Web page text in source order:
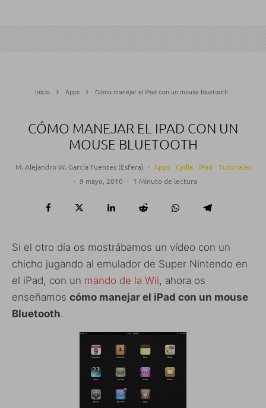
Inicio Apps Cómo manejar el iPad con un mouse bluetooth
CÓMO MANEJAR EL IPAD CON UN
MOUSE BLUETOOTH
M. Alejandro W. García Fuentes (Esfera) · Apps Cydia iPad
Tutoriales
· 9 mayo, 2010 · 1 Minuto de lectura
Si el otro día os mostrábamos un vídeo con un
chicho jugando al emulador de Super Nintendo en
el iPad, con un mando de la Wii, ahora os
enseñamos cómo manejar el iPad con un mouse
Bluetooth.